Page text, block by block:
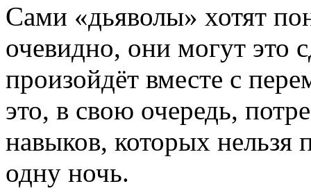
Сами «дьяволы» хотят
очевидно, они могут это
произойдёт вместе с
это, в свою очередь,
навыков, которых нельзя
одну ночь.